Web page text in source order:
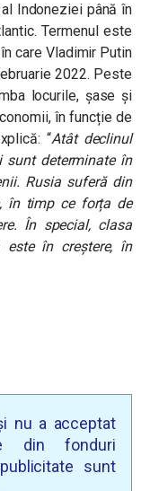
Indoneziei până în
Termenul este
care Vladimir Putin
2022. Peste
locurile, șase și
în funcție de
“Atât declinul
sunt determinate în
Rusia suferă din
în timp ce forța de
În special, clasa
este în creștere, în
nu a acceptat
din fonduri
sunt